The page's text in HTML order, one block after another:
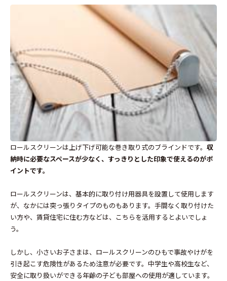
ロールスクリーンは上げ下げ可能な巻き取り式のブラインドです。 収
納時に必要なスペースが少なく、すっきりとした印象で使えるのがポ
イントです。
ロールスクリーンは、基本的に取り付け用器具を設置して使用します
が、なかには突っ張りタイプのものもあります。手間なく取り付けた
い方や、賃貸住宅に住む方などは、こちらを活用するとよいでしょ
う。
しかし、小さいお子さまは、ロールスクリーンのひもで事故やけがを
引き起こす危険性があるため注意が必要です。中学生や高校生など、
安全に取り扱いができる年齢の子ども部屋への使用が適しています。